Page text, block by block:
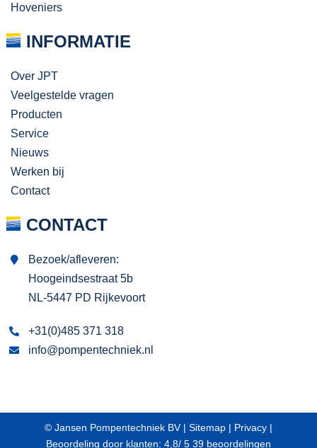
Hoveniers
INFORMATIE
Over JPT
Veelgestelde vragen
Producten
Service
Nieuws
Werken bij
Contact
CONTACT
Bezoek/afleveren:
Hoogeindsestraat 5b
NL-5447 PD Rijkevoort
+31(0)485 371 318
info@pompentechniek.nl
© Jansen Pompentechniek BV | Sitemap | Privacy |
Beoordeling door klanten: 4,8/ 5 39 beoordelingen